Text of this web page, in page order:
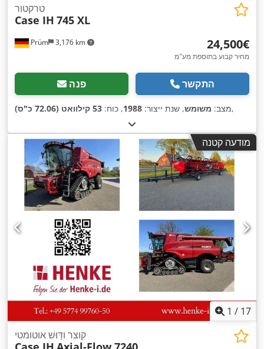
Prüm 3,176 km
טרקטור
Case IH 745 XL
‏24,500 ‏€
מחיר קבוע בתוספת מע"מ
פנה התקשר
מצב: משומש, שנת ייצור: 1988, כוח: 53 קילוואט (72.06 כ"ס) ,
מודעה קטנה
1 / 17
קוצר ודַּוּשׁ אוטומטי